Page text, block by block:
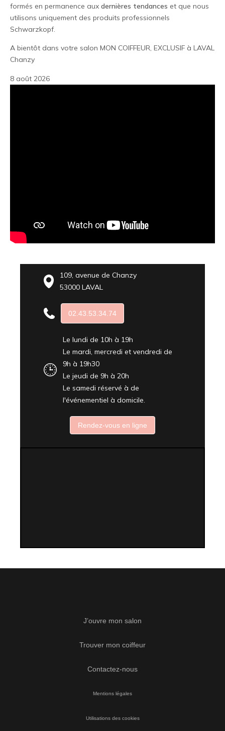
formés en permanence aux dernières tendances et que nous
utilisons uniquement des produits professionnels
Schwarzkopf.
A bientôt dans votre salon MON COIFFEUR, EXCLUSIF à LAVAL
Chanzy
8 août 2026
109, avenue de Chanzy
53000 LAVAL
02.43.53.34.74
Le lundi de 10h à 19h
Le mardi, mercredi et vendredi de
9h à 19h30
Le jeudi de 9h à 20h
Le samedi réservé à de
l'événementiel à domicile.
Rendez-vous en ligne
J’ouvre mon salon
Trouver mon coiffeur
Contactez-nous
Mentions légales
Utilisations des cookies